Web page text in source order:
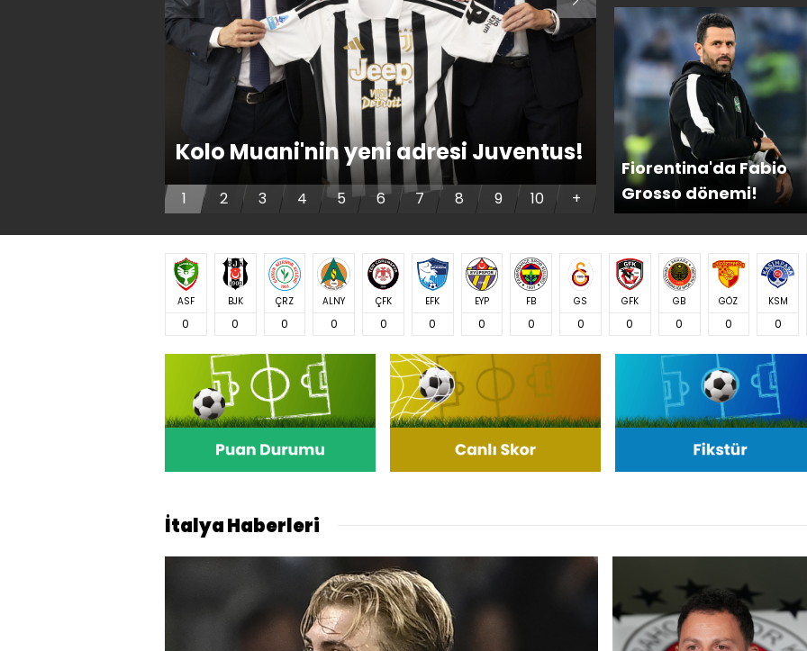
Kolo Muani'nin yeni adresi Juventus!
İtalyan futbol
kaybetti!
1 2 3 4 5 6 7 8 9 10 +
Fiorentina'da Fabio
Grosso dönemi!
ASF
0
BJK
0
ÇRZ
0
ALNY
0
ÇFK
0
EFK
0
EYP
0
FB
0
GS
0
GFK
0
GB
0
GÖZ
0
KSM
0
İtalya Haberleri